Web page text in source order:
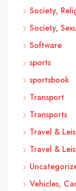
Society,
Society,
Software
sports
sportsbook
Transport
Transports
Travel &
Travel &
Vehicles,